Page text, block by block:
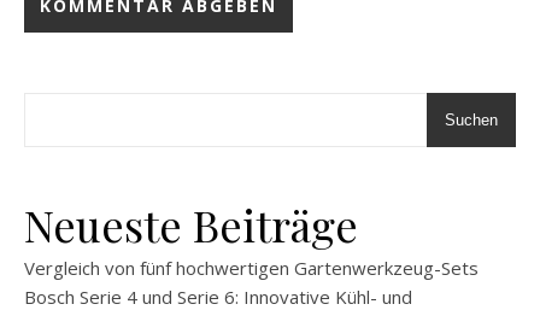
Suchen
Neueste Beiträge
Vergleich von fünf hochwertigen Gartenwerkzeug-Sets
Bosch Serie 4 und Serie 6: Innovative Kühl- und